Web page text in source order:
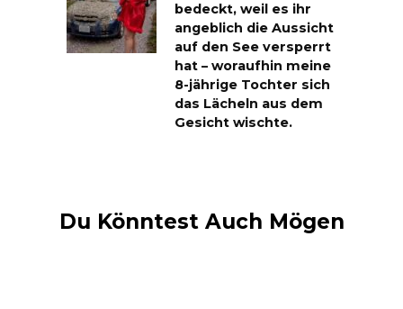
bedeckt, weil es ihr
angeblich die Aussicht
auf den See versperrt
hat – woraufhin meine
8-jährige Tochter sich
das Lächeln aus dem
Gesicht wischte.
Du Könntest Auch Mögen